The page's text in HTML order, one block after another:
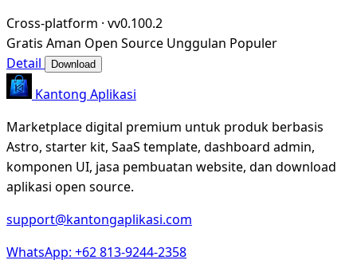
Cross-platform · vv0.100.2
Gratis Aman Open Source Unggulan Populer
Detail
Download
Kantong Aplikasi
Marketplace digital premium untuk produk berbasis
Astro, starter kit, SaaS template, dashboard admin,
komponen UI, jasa pembuatan website, dan download
aplikasi open source.
support@kantongaplikasi.com
WhatsApp: +62 813-9244-2358